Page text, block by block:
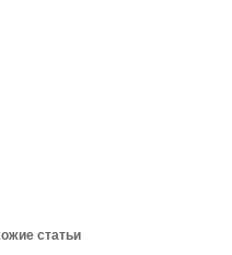
статьи